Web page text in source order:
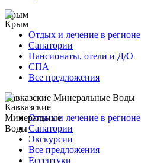
Крым
Отдых и лечение в регионе
Санатории
Пансионаты, отели и Д/О
СПА
Все предложения
Кавказские Минеральные Воды
Отдых и лечение в регионе
Санатории
Экскурсии
Все предложения
Ессентуки